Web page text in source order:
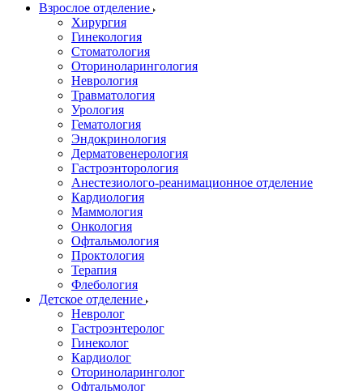
Взрослое отделение
Хирургия
Гинекология
Стоматология
Оториноларингология
Неврология
Травматология
Урология
Гематология
Эндокринология
Дерматовенерология
Гастроэнторология
Анестезиолого-реанимационное отделение
Кардиология
Маммология
Онкология
Офтальмология
Проктология
Терапия
Флебология
Детское отделение
Невролог
Гастроэнтеролог
Гинеколог
Кардиолог
Оториноларинголог
Офтальмолог